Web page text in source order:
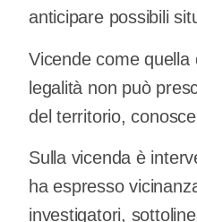
anticipare possibili
Vicende come
legalità non può
del territorio,
Sulla vicenda è
ha espresso
investigatori,